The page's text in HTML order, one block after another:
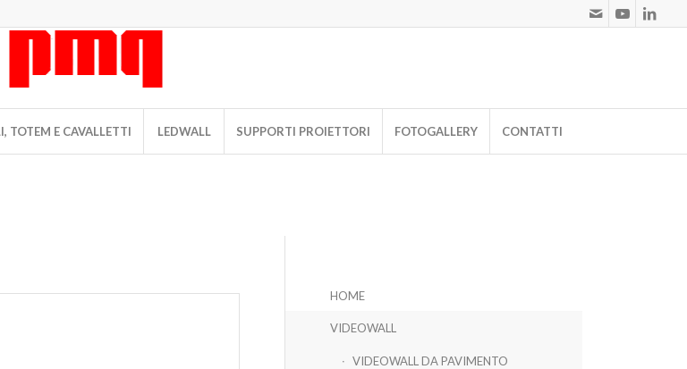
TOTEM E CAVALLETTI LEDWALL SUPPORTI PROIETTORI FOTOGALLERY CONTATTI
HOME
VIDEOWALL
VIDEOWALL DA PAVIMENTO